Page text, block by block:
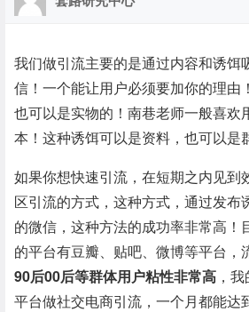
我们做引流主要的是通过内容和诱饵
信！一个能让用户必须要加你的理由
也可以是实物的！南巷老师一般喜欢
本！这种诱饵可以是资料，也可以是
如果你想快速引流，在短期之内见到
区引流的方式，这种方式，通过发布
的微信，这种方法的成功率非常高！
的平台有豆瓣、贴吧、微博等平台，
90后00后等群体用户粘性非常高 ，
平台做社交电商引流，一个月都能达